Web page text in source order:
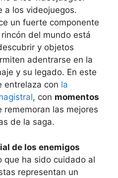
a los videojuegos.
un fuerte componente
del mundo está
y objetos
adentrarse en la
y su legado. En este
entrelaza con la
, con momentos
rememoran las mejores
de la saga.
de los enemigos
que ha sido cuidado al
representan un